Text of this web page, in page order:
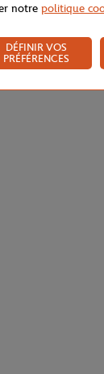
notre politique
DÉFINIR VOS
PRÉFÉRENCES